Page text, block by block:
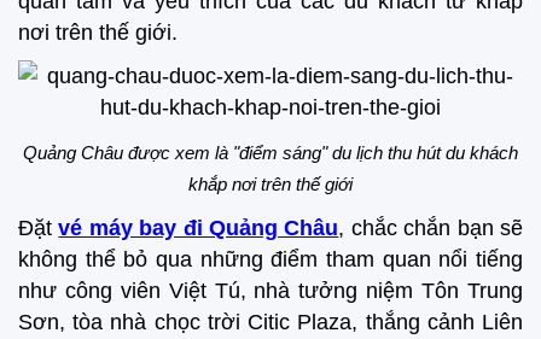
nơi trên thế giới.
Quảng Châu được xem là "điểm sáng" du lịch thu hút du khách
khắp nơi trên thế giới
Đặtvé máy bay đi Quảng Châu, chắc chắn bạn sẽ
không thể bỏ qua những điểm tham quan nổi tiếng
như công viên Việt Tú, nhà tưởng niệm Tôn Trung
Sơn, tòa nhà chọc trời Citic Plaza, thắng cảnh Liên